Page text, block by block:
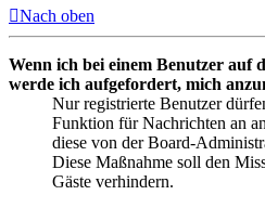
Nach oben
Wenn ich bei einem Benutzer
werde ich aufgefordert, mich
Nur registrierte Benutzer
Funktion für Nachrichten an
diese von der Board-
Diese Maßnahme soll den
Gäste verhindern.